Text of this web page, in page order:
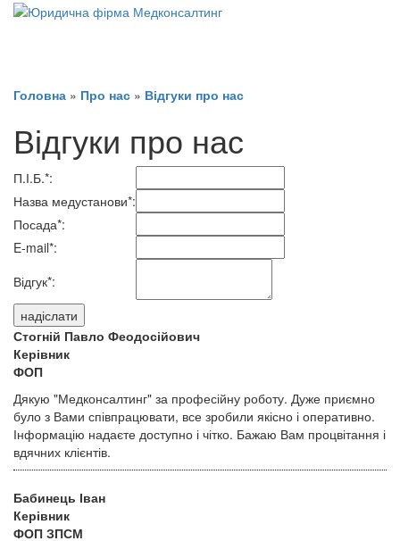
Головна » Про нас » Відгуки про нас
Відгуки про нас
П.І.Б.*:
Назва медустанови*:
Посада*:
E-mail*:
Відгук*:
Стогній Павло Феодосійович
Керівник
ФОП
Дякую "Медконсалтинг" за професійну роботу. Дуже приємно
було з Вами співпрацювати, все зробили якісно і оперативно.
Інформацію надаєте доступно і чітко. Бажаю Вам процвітання і
вдячних клієнтів.
Бабинець Іван
Керівник
ФОП ЗПСМ